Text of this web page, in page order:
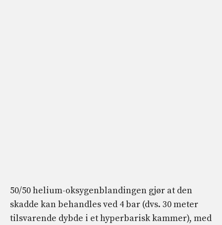
50/50 helium-oksygenblandingen gjør at den
skadde kan behandles ved 4 bar (dvs. 30 meter
tilsvarende dybde i et hyperbarisk kammer), med